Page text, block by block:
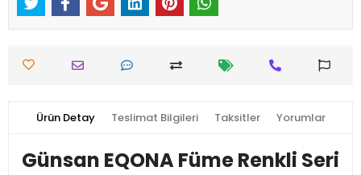
Ürün Detay Teslimat Bilgileri Taksitler Yorumlar
Günsan EQONA Füme Renkli Seri